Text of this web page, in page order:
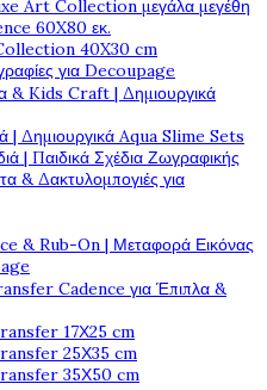
Art Collection μεγάλα μεγέθη
60X80 εκ.
40X30 cm
για Decoupage
& Kids Craft | Δημιουργικά
| Δημιουργικά Aqua Slime Sets
| Παιδικά Σχέδια Ζωγραφικής
& Δακτυλομπογιές για
& Rub-On | Μεταφορά Εικόνας
Cadence για Έπιπλα &
17Χ25 cm
25Χ35 cm
35Χ50 cm